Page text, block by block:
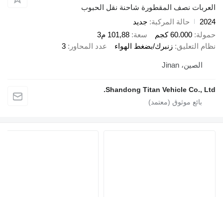
العربات نصف المقطورة شاحنة نقل الحبوب
2024
حالة المركبة جديد
حمولة 60.000 كجم سعة 101,88 م3
نظام التعليق زنبرك/بضغط الهواء عدد المحاور 3
الصين، Jinan
Shandong Titan Vehicle Co., Ltd.